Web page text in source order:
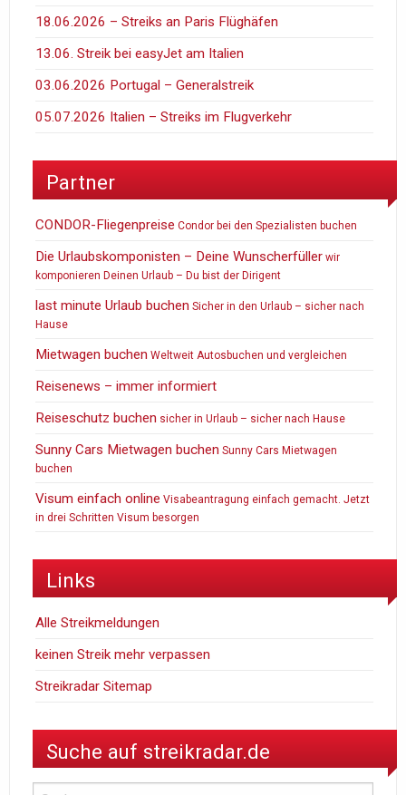
18.06.2026 – Streiks an Paris Flüghäfen
13.06. Streik bei easyJet am Italien
03.06.2026 Portugal – Generalstreik
05.07.2026 Italien – Streiks im Flugverkehr
Partner
CONDOR-Fliegenpreise Condor bei den Spezialisten buchen
Die Urlaubskomponisten – Deine Wunscherfüller wir
komponieren Deinen Urlaub – Du bist der Dirigent
last minute Urlaub buchen Sicher in den Urlaub – sicher nach
Hause
Mietwagen buchen Weltweit Autosbuchen und vergleichen
Reisenews – immer informiert
Reiseschutz buchen sicher in Urlaub – sicher nach Hause
Sunny Cars Mietwagen buchen Sunny Cars Mietwagen
buchen
Visum einfach online Visabeantragung einfach gemacht. Jetzt
in drei Schritten Visum besorgen
Links
Alle Streikmeldungen
keinen Streik mehr verpassen
Streikradar Sitemap
Suche auf streikradar.de